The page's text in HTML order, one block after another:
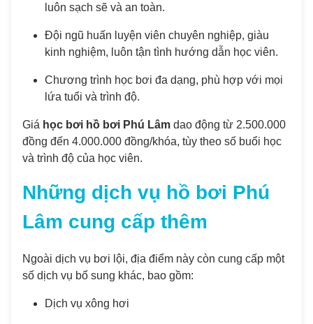
luôn sạch sẽ và an toàn.
Đội ngũ huấn luyện viên chuyên nghiệp, giàu
kinh nghiệm, luôn tận tình hướng dẫn học viên.
Chương trình học bơi đa dạng, phù hợp với mọi
lứa tuổi và trình độ.
Giá học bơi hồ bơi Phú Lâm dao động từ 2.500.000
đồng đến 4.000.000 đồng/khóa, tùy theo số buổi học
và trình độ của học viên.
Những dịch vụ hồ bơi Phú
Lâm cung cấp thêm
Ngoài dịch vụ bơi lội, địa điểm này còn cung cấp một
số dịch vụ bổ sung khác, bao gồm:
Dịch vụ xông hơi